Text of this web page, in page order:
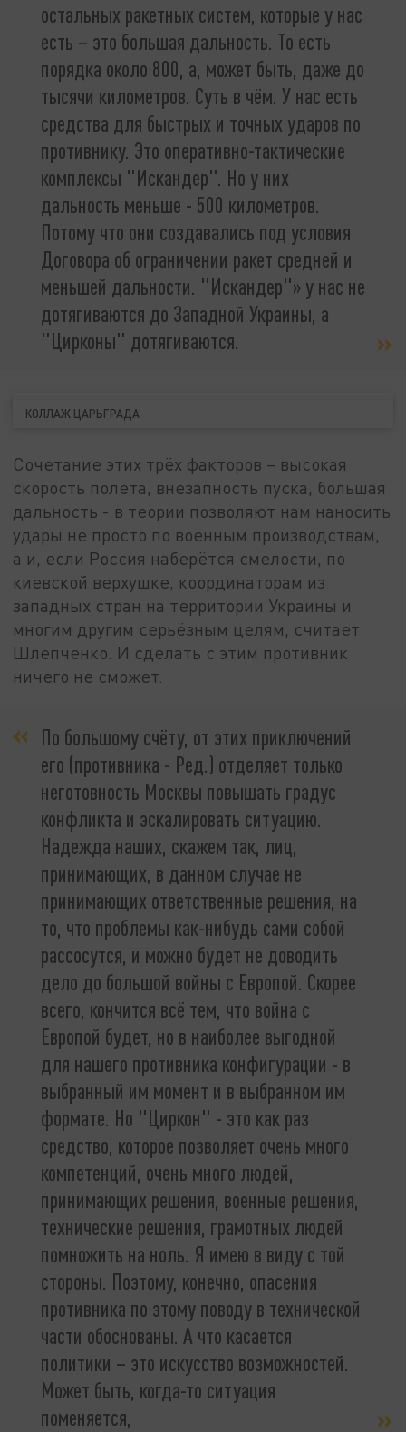
остальных ракетных систем, которые у нас
есть – это большая дальность. То есть
порядка около 800, а, может быть, даже до
тысячи километров. Суть в чём. У нас есть
средства для быстрых и точных ударов по
противнику. Это оперативно-тактические
комплексы "Искандер". Но у них
дальность меньше - 500 километров.
Потому что они создавались под условия
Договора об ограничении ракет средней и
меньшей дальности. "Искандер"» у нас не
дотягиваются до Западной Украины, а
"Цирконы" дотягиваются.
КОЛЛАЖ ЦАРЬГРАДА
Сочетание этих трёх факторов – высокая
скорость полёта, внезапность пуска, большая
дальность - в теории позволяют нам наносить
удары не просто по военным производствам,
а и, если Россия наберётся смелости, по
киевской верхушке, координаторам из
западных стран на территории Украины и
многим другим серьёзным целям, считает
Шлепченко. И сделать с этим противник
ничего не сможет.
По большому счёту, от этих приключений
его (противника - Ред.) отделяет только
неготовность Москвы повышать градус
конфликта и эскалировать ситуацию.
Надежда наших, скажем так, лиц,
принимающих, в данном случае не
принимающих ответственные решения, на
то, что проблемы как-нибудь сами собой
рассосутся, и можно будет не доводить
дело до большой войны с Европой. Скорее
всего, кончится всё тем, что война с
Европой будет, но в наиболее выгодной
для нашего противника конфигурации - в
выбранный им момент и в выбранном им
формате. Но "Циркон" - это как раз
средство, которое позволяет очень много
компетенций, очень много людей,
принимающих решения, военные решения,
технические решения, грамотных людей
помножить на ноль. Я имею в виду с той
стороны. Поэтому, конечно, опасения
противника по этому поводу в технической
части обоснованы. А что касается
политики – это искусство возможностей.
Может быть, когда-то ситуация
поменяется,